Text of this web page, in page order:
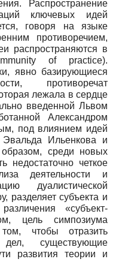
Распространение
ключевых идей
говоря на языке
противоречием,
распространяются в
of practice).
явно базирующиеся
противоречат
лежала в сердце
введенной Львом
Александром
под влиянием идей
Эвальда Ильенкова и
среди новых
четкое
деятельности и
дуалистической
разделяет субъекта и
«субъект-
цель симпозиума
чтобы отразить
дел, существующие
развития теории и